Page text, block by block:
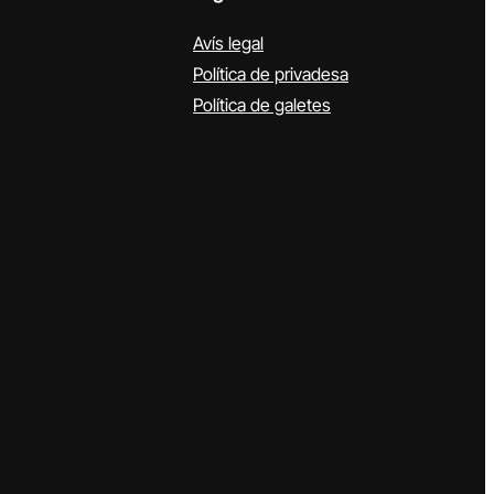
Avís legal
Política de privadesa
Política de galetes